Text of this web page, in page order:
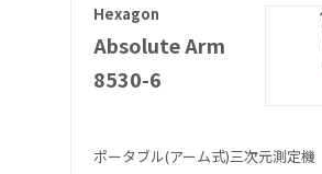
Hexagon
Absolute Arm
8530-6
ポータブル(アーム式)三次元測定機